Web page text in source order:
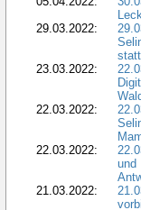
29.03.2022:
23.03.2022:
22.03.2022:
22.03.2022:
und
21.03.2022: